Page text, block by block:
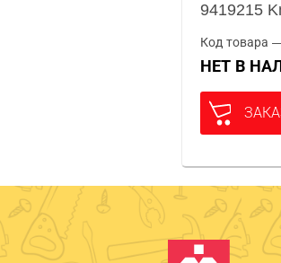
9419215
Код товара
НЕТ В